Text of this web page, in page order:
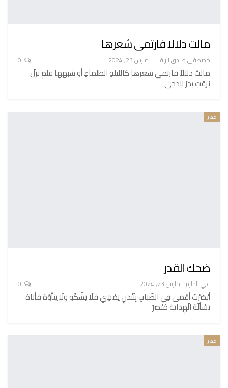
مالت دلالا فارتمى شعرها
مصطفى صادق الرافعي مارس 23, 2024
مالتْ دلالاً فارتمى شعرها كالليلةِ الظلماءِ أو شبهها فلم نزلْ
نرقبُ بدرَ الدجى
مصر
ضحك القدر
علي الجارم مارس 23, 2024
أَبْصَرْتُ أَعْمَى فِي الضَّبَابِ بِلَنْدَنٍ يَمْشِي فَلَا يَشْكُو وَلَا يَتَأَوَّهُ فَأَتَاهُ
يَسْأَلُهُ الْهِدَايَةَ مُبْصِرٌ
مصر